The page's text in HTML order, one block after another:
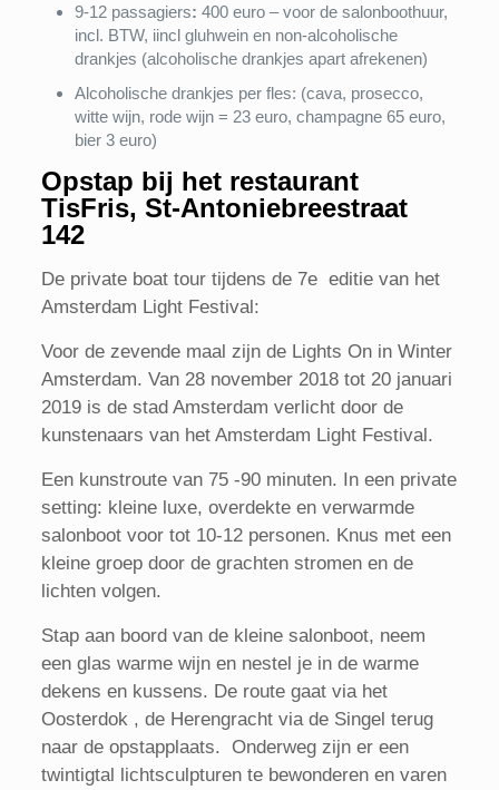
9-12 passagiers: 400 euro – voor de salonboothuur,
incl. BTW, iincl gluhwein en non-alcoholische
drankjes (alcoholische drankjes apart afrekenen)
Alcoholische drankjes per fles: (cava, prosecco,
witte wijn, rode wijn = 23 euro, champagne 65 euro,
bier 3 euro)
Opstap bij het restaurant
TisFris, St-Antoniebreestraat
142
De private boat tour tijdens de 7e editie van het
Amsterdam Light Festival:
Voor de zevende maal zijn de Lights On in Winter
Amsterdam. Van 28 november 2018 tot 20 januari
2019 is de stad Amsterdam verlicht door de
kunstenaars van het Amsterdam Light Festival.
Een kunstroute van 75 -90 minuten. In een private
setting: kleine luxe, overdekte en verwarmde
salonboot voor tot 10-12 personen. Knus met een
kleine groep door de grachten stromen en de
lichten volgen.
Stap aan boord van de kleine salonboot, neem
een glas warme wijn en nestel je in de warme
dekens en kussens. De route gaat via het
Oosterdok , de Herengracht via de Singel terug
naar de opstapplaats. Onderweg zijn er een
twintigtal lichtsculpturen te bewonderen en varen